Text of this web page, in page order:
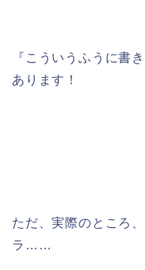
『こういうふうに書
あります！
ただ、実際のところ
ラ……